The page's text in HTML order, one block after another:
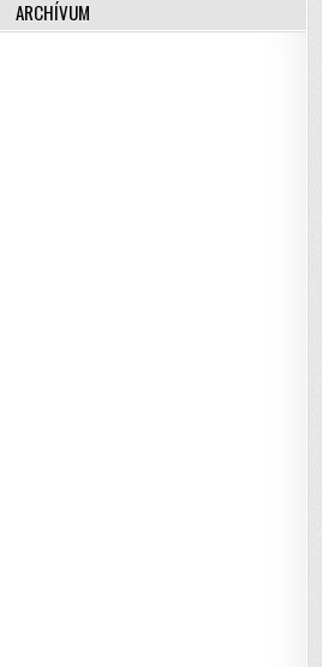
ARCHÍVUM